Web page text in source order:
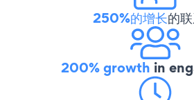
250%的增长的
200% growth in